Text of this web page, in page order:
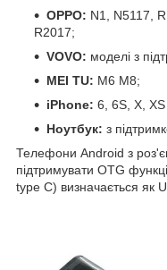
OPPO: N1, N5117,
R2017;
VOVO: моделі з
MEI TU: M6 M8;
iPhone: 6, 6S, X,
Ноутбук: з
Телефони Android з
підтримувати OTG
type C) визначається як